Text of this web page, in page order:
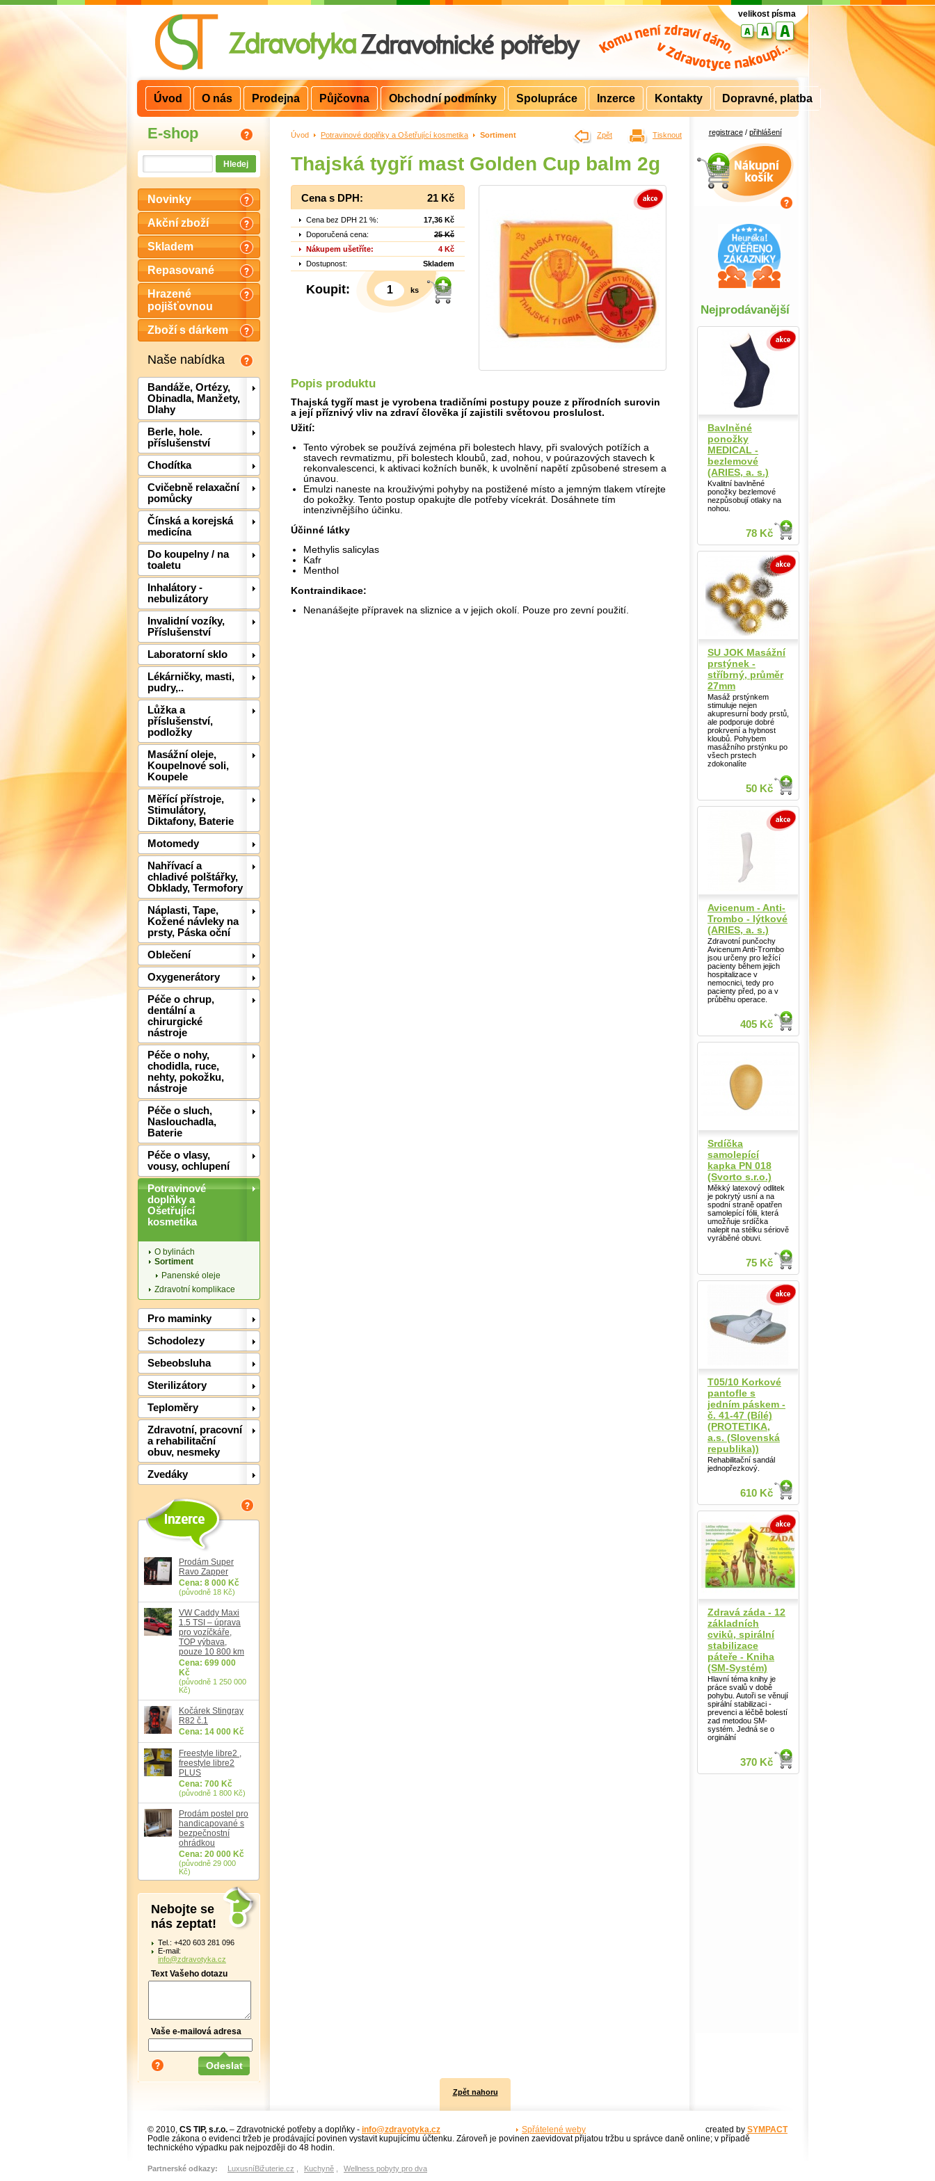
E-shop
Novinky
Akční zboží
Skladem
Repasované
Hrazené
pojišťovnou
Zboží s dárkem
Naše nabídka
Bandáže, Ortézy,
Obinadla, Manžety,
Dlahy
Berle, hole.
příslušenství
Chodítka
Cvičebně relaxační
pomůcky
Čínská a korejská
medicína
Do koupelny / na
toaletu
Inhalátory -
nebulizátory
Invalidní vozíky,
Příslušenství
Laboratorní sklo
Lékárničky, masti,
pudry,..
Lůžka a
příslušenství,
podložky
Masážní oleje,
Koupelnové soli,
Koupele
Měřící přístroje,
Stimulátory,
Diktafony, Baterie
Motomedy
Nahřívací a
chladivé polštářky,
Obklady, Termofory
Náplasti, Tape,
Kožené návleky na
prsty, Páska oční
Oblečení
Oxygenerátory
Péče o chrup,
dentální a
chirurgické
nástroje
Péče o nohy,
chodidla, ruce,
nehty, pokožku,
nástroje
Péče o sluch,
Naslouchadla,
Baterie
Péče o vlasy,
vousy, ochlupení
Potravinové
doplňky a
Ošetřující
kosmetika
O bylinách
Sortiment
Panenské oleje
Zdravotní komplikace
Pro maminky
Schodolezy
Sebeobsluha
Sterilizátory
Teploměry
Zdravotní, pracovní
a rehabilitační
obuv, nesmeky
Zvedáky
Prodám Super
Ravo Zapper
Cena: 8 000 Kč
(původně 18 Kč)
VW Caddy Maxi
1.5 TSI – úprava
pro vozíčkáře,
TOP výbava,
pouze 10 800 km
Cena: 699 000
Kč
(původně 1 250 000
Kč)
Kočárek Stingray
R82 č.1
Cena: 14 000 Kč
Freestyle libre2 ,
freestyle libre2
PLUS
Cena: 700 Kč
(původně 1 800 Kč)
Prodám postel pro
handicapované s
bezpečnostní
ohrádkou
Cena: 20 000 Kč
(původně 29 000
Kč)
Nebojte se
nás zeptat!
Tel.: +420 603 281 096
E-mail:
info@zdravotyka.cz
Text Vašeho dotazu
Vaše e-mailová adresa
Úvod > Potravinové doplňky a Ošetřující kosmetika > Sortiment
Thajská tygří mast Golden Cup balm 2g
Cena s DPH: 21 Kč
Cena bez DPH 21 %:
17,36 Kč
Doporučená cena:
25 Kč
Nákupem ušetříte:
4 Kč
Dostupnost:
Skladem
Koupit: ks
Popis produktu
Thajská tygří mast je vyrobena tradičními postupy pouze z přírodních surovin
a její příznivý vliv na zdraví člověka jí zajistili světovou proslulost.
Užití:
Tento výrobek se používá zejména při bolestech hlavy, při svalových potížích a
stavech revmatizmu, při bolestech kloubů, zad, nohou, v poúrazových stavech k
rekonvalescenci, k aktivaci kožních buněk, k uvolnění napětí způsobené stresem a
únavou.
Emulzi naneste na krouživými pohyby na postižené místo a jemným tlakem vtírejte
do pokožky. Tento postup opakujte dle potřeby vícekrát. Dosáhnete tím
intenzivnějšího účinku.
Účinné látky
Methylis salicylas
Kafr
Menthol
Kontraindikace:
Nenanášejte přípravek na sliznice a v jejich okolí. Pouze pro zevní použití.
registrace/ přihlášení
Nákupní košík
velikost písma
Tisknout
Zpět
Nejprodávanější
Bavlněné
ponožky
MEDICAL -
bezlemové
(ARIES, a. s.)
Kvalitní bavlněné
ponožky bezlemové
nezpůsobují otlaky na
nohou.
78 Kč
SU JOK Masážní
prstýnek -
stříbrný, průměr
27mm
Masáž prstýnkem
stimuluje nejen
akupresurní body prstů,
ale podporuje dobré
prokrvení a hybnost
kloubů. Pohybem
masážního prstýnku po
všech prstech
zdokonalíte
50 Kč
Avicenum - Anti-
Trombo - lýtkové
(ARIES, a. s.)
Zdravotní punčochy
Avicenum Anti-Trombo
jsou určeny pro ležící
pacienty během jejich
hospitalizace v
nemocnici, tedy pro
pacienty před, po a v
průběhu operace.
405 Kč
Srdíčka
samolepící
kapka PN 018
(Svorto s.r.o.)
Měkký latexový odlitek
je pokrytý usní a na
spodní straně opatřen
samolepící fólii, která
umožňuje srdíčka
nalepit na stélku sériově
vyráběné obuvi.
75 Kč
T05/10 Korkové
pantofle s
jedním páskem -
č. 41-47 (Bílé)
(PROTETIKA,
a.s. (Slovenská
republika))
Rehabilitační sandál
jednopřezkový.
610 Kč
Zdravá záda - 12
základních
cviků, spirální
stabilizace
páteře - Kniha
(SM-Systém)
Hlavní téma knihy je
práce svalů v době
pohybu. Autoři se věnují
spirální stabilizaci -
prevenci a léčbě bolestí
zad metodou SM-
systém. Jedná se o
orginální
370 Kč
Úvod O nás Prodejna Půjčovna Obchodní podmínky Spolupráce Inzerce Kontakty Dopravné, platba
Zpět nahoru
© 2010, CS TIP, s.r.o. – Zdravotnické potřeby a doplňky - info@zdravotyka.cz created by SYMPACT
Podle zákona o evidenci tržeb je prodávající povinen vystavit kupujícímu účtenku. Zároveň je povinen zaevidovat přijatou tržbu u správce daně online; v případě
technického výpadku pak nejpozději do 48 hodin.
Spřátelené weby
Partnerské odkazy: LuxusníBižuterie.cz Kuchyně Wellness pobyty pro dva